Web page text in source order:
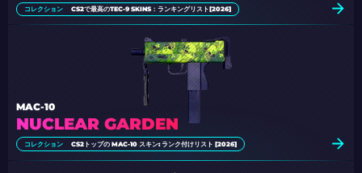
コレクション CS2で最高のTEC-9 SKINS：ランキングリスト[2026]
NUCLEAR GARDEN
MAC-10
コレクション CS2トップの MAC-10 スキン: ランク付けリスト [2026]